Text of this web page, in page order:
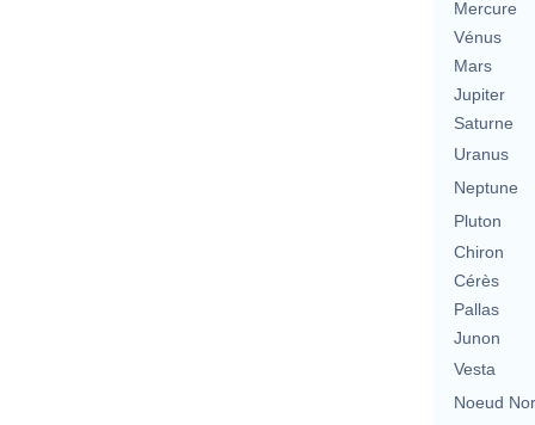
Mercure
Vénus
Mars
Jupiter
Saturne
Uranus
Neptune
Pluton
Chiron
Cérès
Pallas
Junon
Vesta
Noeud